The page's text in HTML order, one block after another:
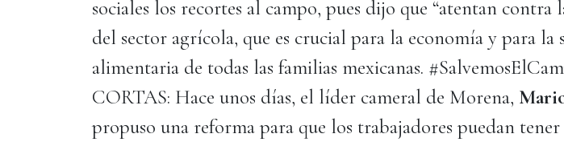
sociales los recortes al campo, pues dijo que “atentan contra
del sector agrícola, que es crucial para la economía y para la
alimentaria de todas las familias mexicanas.
CORTAS: Hace unos días, el líder cameral de Morena,
propuso una reforma para que los trabajadores puedan tener